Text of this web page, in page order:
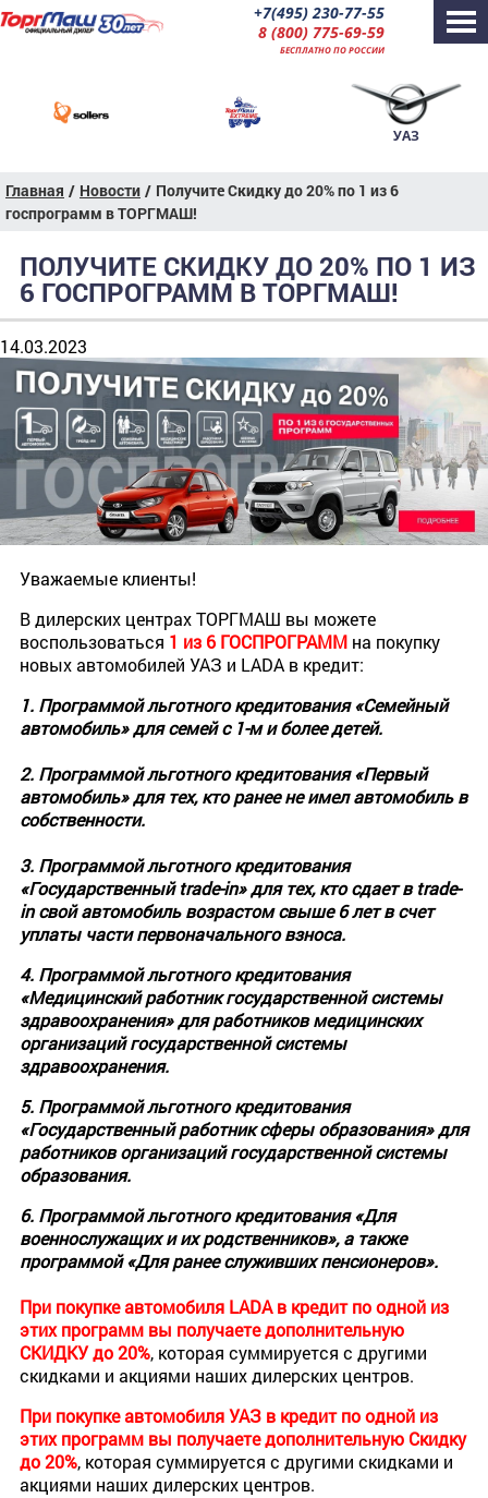
+7(495) 230-77-55
8 (800) 775-69-59
БЕСПЛАТНО ПО РОССИИ
УАЗ
Главная / Новости / Получите Скидку до 20% по 1 из 6
госпрограмм в ТОРГМАШ!
ПОЛУЧИТЕ СКИДКУ ДО 20% ПО 1 ИЗ
6 ГОСПРОГРАММ В ТОРГМАШ!
14.03.2023
Уважаемые клиенты!
В дилерских центрах ТОРГМАШ вы можете
воспользоваться 1 из 6 ГОСПРОГРАММ на покупку
новых автомобилей УАЗ и LADA в кредит:
1. Программой льготного кредитования «Семейный
автомобиль» для семей с 1-м и более детей.
2. Программой льготного кредитования «Первый
автомобиль» для тех, кто ранее не имел автомобиль в
собственности.
3. Программой льготного кредитования
«Государственный trade-in» для тех, кто сдает в trade-
in свой автомобиль возрастом свыше 6 лет в счет
уплаты части первоначального взноса.
4. Программой льготного кредитования
«Медицинский работник государственной системы
здравоохранения» для работников медицинских
организаций государственной системы
здравоохранения.
5. Программой льготного кредитования
«Государственный работник сферы образования» для
работников организаций государственной системы
образования.
6. Программой льготного кредитования «Для
военнослужащих и их родственников», а также
программой «Для ранее служивших пенсионеров».
При покупке автомобиля LADA в кредит по одной из
этих программ вы получаетедополнительную
СКИДКУ до 20%, которая суммируется с другими
скидками и акциями наших дилерских центров.
При покупке автомобиля УАЗ в кредит по одной из
этих программ вы получаете дополнительную Скидку
до 20%, которая суммируется с другими скидками и
акциями наших дилерских центров.